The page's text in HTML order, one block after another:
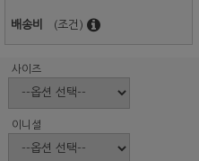
배송비 (조건)
사이즈
이니셜